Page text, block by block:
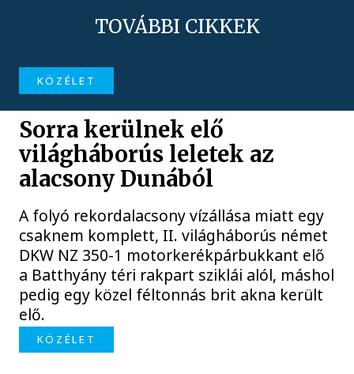
TOVÁBBI CIKKEK
KÖZÉLET
Sorra kerülnek elő
világháborús leletek az
alacsony Dunából
A folyó rekordalacsony vízállása miatt egy
csaknem komplett, II. világháborús német
DKW NZ 350-1 motorkerékpárbukkant elő
a Batthyány téri rakpart sziklái alól, máshol
pedig egy közel féltonnás brit akna került
elő.
KÖZÉLET